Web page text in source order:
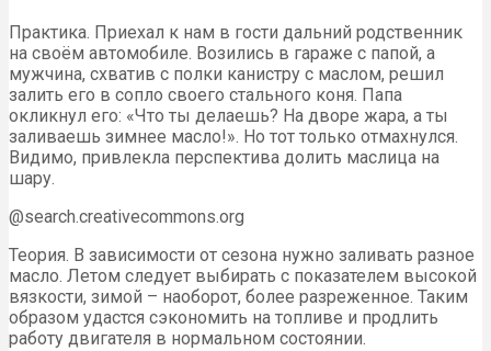
Практика. Приехал к нам в гости дальний родственник
на своём автомобиле. Возились в гараже с папой, а
мужчина, схватив с полки канистру с маслом, решил
залить его в сопло своего стального коня. Папа
окликнул его: «Что ты делаешь? На дворе жара, а ты
заливаешь зимнее масло!». Но тот только отмахнулся.
Видимо, привлекла перспектива долить маслица на
шару.
@search.creativecommons.org
Теория. В зависимости от сезона нужно заливать разное
масло. Летом следует выбирать с показателем высокой
вязкости, зимой – наоборот, более разреженное. Таким
образом удастся сэкономить на топливе и продлить
работу двигателя в нормальном состоянии.